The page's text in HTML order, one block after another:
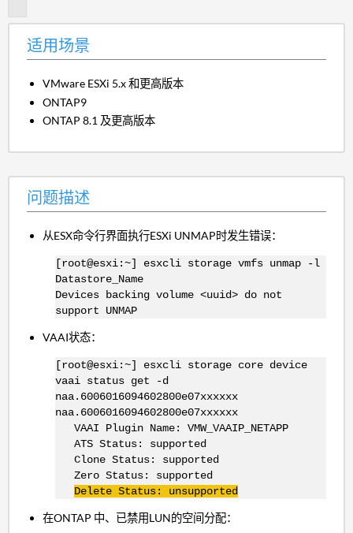
适用场景
VMware ESXi 5.x 和更高版本
ONTAP9
ONTAP 8.1 及更高版本
问题描述
从ESX命令行界面执行ESXi UNMAP时发生错误：
[root@esxi:~] esxcli storage vmfs unmap -l
Datastore_Name
Devices backing volume <uuid> do not
support UNMAP
VAAI状态：
[root@esxi:~] esxcli storage core device
vaai status get -d
naa.6006016094602800e07xxxxxx
naa.6006016094602800e07xxxxxx
VAAI Plugin Name: VMW_VAAIP_NETAPP
ATS Status: supported
Clone Status: supported
Zero Status: supported
Delete Status: unsupported
在ONTAP 中、已禁用LUN的空间分配：